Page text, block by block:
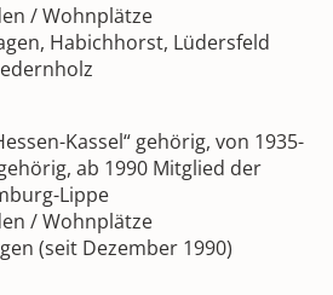
/ Wohnplätze
Habichhorst, Lüdersfeld
Kassel“ gehörig, von 1935-
ab 1990 Mitglied der
Lippe
/ Wohnplätze
(seit Dezember 1990)